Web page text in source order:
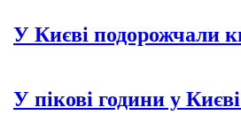
У Києві подорожчали
У пікові години у